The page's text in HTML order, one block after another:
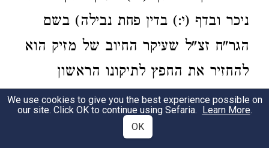
ניכר ובדף (י:) בדין פחת נבילה) בשם
הגר"ח זצ"ל שעיקר החיוב של מזיק הוא
להחזיר את החפץ לתיקונו הראשון
והתשלומין הם תחת החפץ. ולפיכך פסק
הרמב"ם במזיק קרקע שדמי קרקע
We use cookies to give you the best experience possible on
our site. Click OK to continue using Sefaria. Learn More.
OK